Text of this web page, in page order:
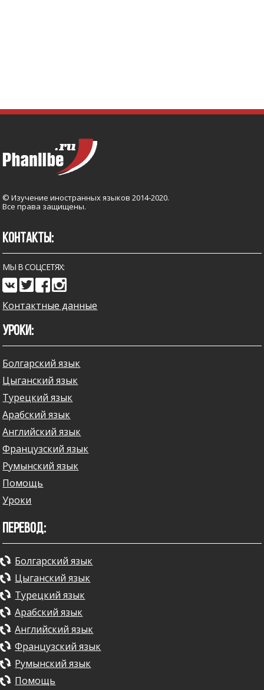
© Изучение иностранных языков 2014-2020.
Все права защищены.
УРОКИ:
Болгарский язык
Цыганский язык
Турецкий язык
Арабский язык
Английский язык
Французский язык
Румынский язык
Помощь
Уроки
ПЕРЕВОД:
Болгарский язык
Цыганский язык
Турецкий язык
Арабский язык
Английский язык
Французский язык
Румынский язык
Помощь
КОНТАКТЫ:
МЫ В СОЦСЕТЯХ:
Контактные данные